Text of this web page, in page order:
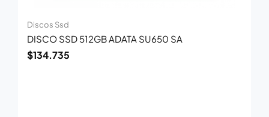
Discos Ssd
DISCO SSD 512GB ADATA SU650 SA
$134.735